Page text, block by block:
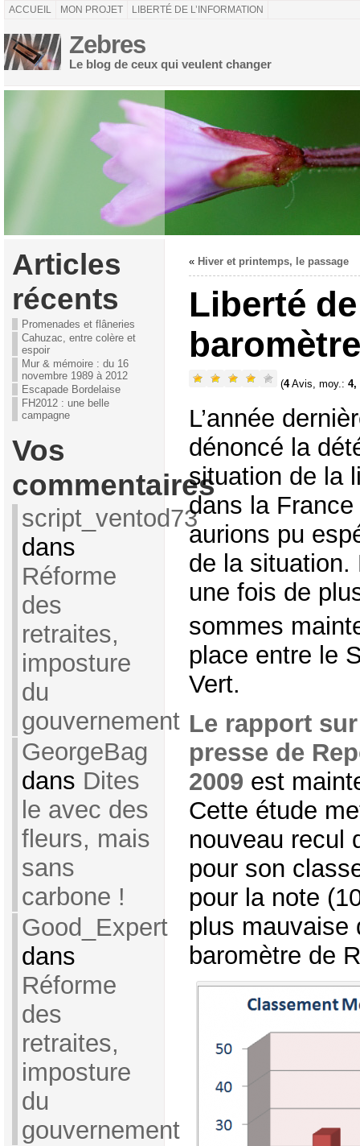
ACCUEIL MON PROJET LIBERTÉ DE L’INFORMATION
Zebres
Le blog de ceux qui veulent changer
Articles
récents
Promenades et flâneries
Cahuzac, entre colère et
espoir
Mur & mémoire : du 16
novembre 1989 à 2012
Escapade Bordelaise
FH2012 : une belle
campagne
Vos
commentaires
script_ventod73
dans
Réforme
des
retraites,
imposture
du
gouvernement
GeorgeBag
dans Dites
le avec des
fleurs, mais
sans
carbone !
Good_Expert
dans
Réforme
des
retraites,
imposture
du
gouvernement
« Hiver et printemps, le passage
Liberté
(4Avis, moy.: 4,
L’année
dénoncé la
situation de la
dans la
aurions pu
de la situation.
une fois de
sommes
place entre le
Vert.
Le rapport
presse de
2009 est
Cette étude
nouveau recul
pour son
pour la note
plus mauvaise
baromètre de